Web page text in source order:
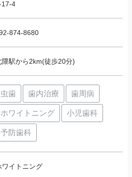
17-4
874-8680
隈駅から2km(徒歩20分)
虫歯 歯内治療 歯周病
ホワイトニング 小児歯科
予防歯科
ワイトニング